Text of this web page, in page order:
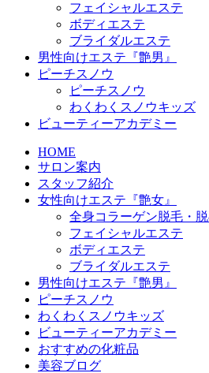
フェイシャルエステ
ボディエステ
ブライダルエステ
男性向けエステ『艶男』
ピーチスノウ
ピーチスノウ
わくわくスノウキッズ
ビューティーアカデミー
HOME
サロン案内
スタッフ紹介
女性向けエステ『艶女』
全身コラーゲン脱毛・
フェイシャルエステ
ボディエステ
ブライダルエステ
男性向けエステ『艶男』
ピーチスノウ
わくわくスノウキッズ
ビューティーアカデミー
おすすめの化粧品
美容ブログ